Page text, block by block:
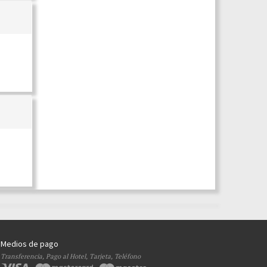
Medios de pago
Transferencia, Pago al Hotel, Tarjeta, Teléfono